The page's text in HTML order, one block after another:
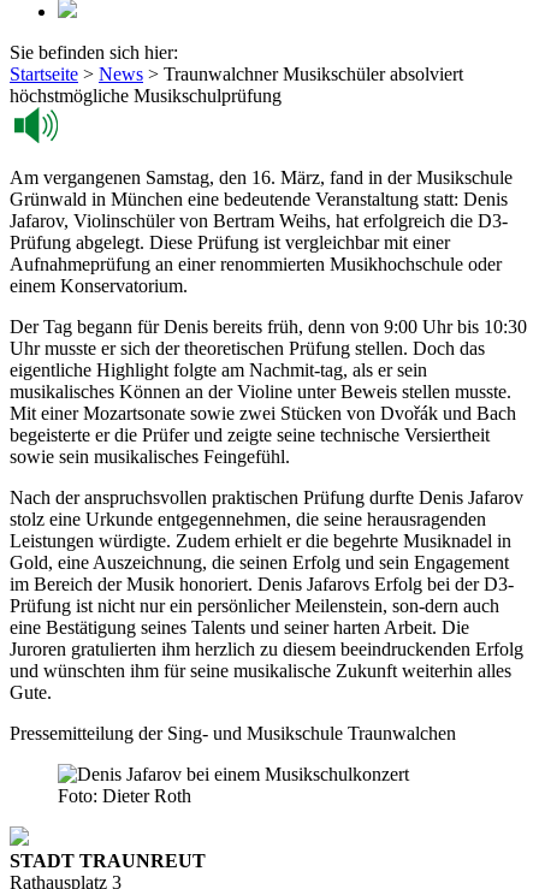
Sie befinden sich hier:
Startseite > News > Traunwalchner Musikschüler absolviert
höchstmögliche Musikschulprüfung
Am vergangenen Samstag, den 16. März, fand in der Musikschule
Grünwald in München eine bedeutende Veranstaltung statt: Denis
Jafarov, Violinschüler von Bertram Weihs, hat erfolgreich die D3-
Prüfung abgelegt. Diese Prüfung ist vergleichbar mit einer
Aufnahmeprüfung an einer renommierten Musikhochschule oder
einem Konservatorium.
Der Tag begann für Denis bereits früh, denn von 9:00 Uhr bis 10:30
Uhr musste er sich der theoretischen Prüfung stellen. Doch das
eigentliche Highlight folgte am Nachmit-tag, als er sein
musikalisches Können an der Violine unter Beweis stellen musste.
Mit einer Mozartsonate sowie zwei Stücken von Dvořák und Bach
begeisterte er die Prüfer und zeigte seine technische Versiertheit
sowie sein musikalisches Feingefühl.
Nach der anspruchsvollen praktischen Prüfung durfte Denis Jafarov
stolz eine Urkunde entgegennehmen, die seine herausragenden
Leistungen würdigte. Zudem erhielt er die begehrte Musiknadel in
Gold, eine Auszeichnung, die seinen Erfolg und sein Engagement
im Bereich der Musik honoriert. Denis Jafarovs Erfolg bei der D3-
Prüfung ist nicht nur ein persönlicher Meilenstein, son-dern auch
eine Bestätigung seines Talents und seiner harten Arbeit. Die
Juroren gratulierten ihm herzlich zu diesem beeindruckenden Erfolg
und wünschten ihm für seine musikalische Zukunft weiterhin alles
Gute.
Pressemitteilung der Sing- und Musikschule Traunwalchen
Foto: Dieter Roth
STADT TRAUNREUT
Rathausplatz 3